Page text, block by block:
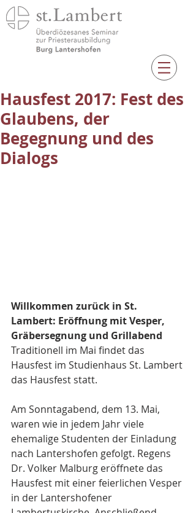
Hausfest 2017: Fest des
Glaubens, der
Begegnung und des
Dialogs
Willkommen zurück in St.
Lambert: Eröffnung mit Vesper,
Gräbersegnung und Grillabend
Traditionell im Mai findet das
Hausfest im Studienhaus St. Lambert
das Hausfest statt.
Am Sonntagabend, dem 13. Mai,
waren wie in jedem Jahr viele
ehemalige Studenten der Einladung
nach Lantershofen gefolgt. Regens
Dr. Volker Malburg eröffnete das
Hausfest mit einer feierlichen Vesper
in der Lantershofener